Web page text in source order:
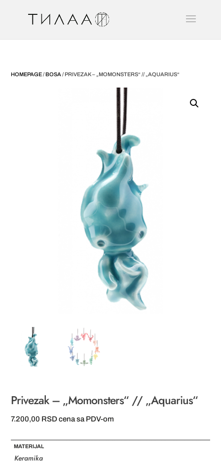
HOMEPAGE/BOSA / PRIVEZAK – „MOMONSTERS“ // „AQUARIUS“
Privezak – „Momonsters“ // „Aquarius“
7.200,00 RSD cena sa PDV-om
MATERIJAL
Keramika